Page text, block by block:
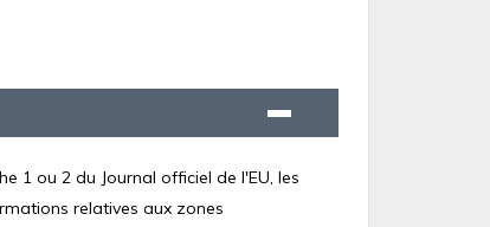
1 ou 2 du Journal officiel de l'EU, les
relatives aux zones